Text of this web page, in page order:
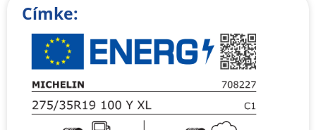
Címke: